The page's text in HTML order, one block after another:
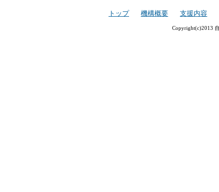
トップ 機構概要 支援内容
Copyright(c)2013